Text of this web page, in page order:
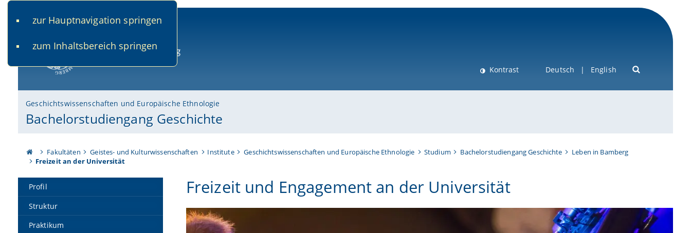
zur Hauptnavigation springen
zum Inhaltsbereich springen
Kontrast Deutsch English
Geschichtswissenschaften und Europäische Ethnologie
Bachelorstudiengang Geschichte
Fakultäten Geistes- und Kulturwissenschaften Institute Geschichtswissenschaften und Europäische Ethnologie Studium Bachelorstudiengang Geschichte
Leben in Bamberg
Freizeit an der Universität
Profil
Struktur
Praktikum
Freizeit und Engagement an der Universität